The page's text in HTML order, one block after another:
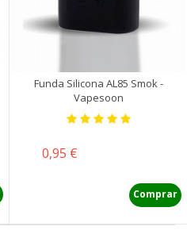
Funda Silicona AL85 Smok -
Vapesoon
Precio
0,95 €
Comprar